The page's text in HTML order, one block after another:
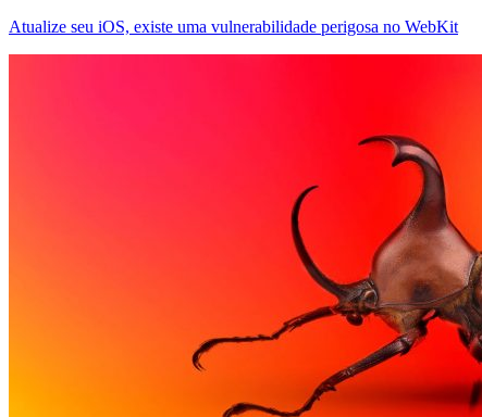
Atualize seu iOS, existe uma vulnerabilidade perigosa no WebKit